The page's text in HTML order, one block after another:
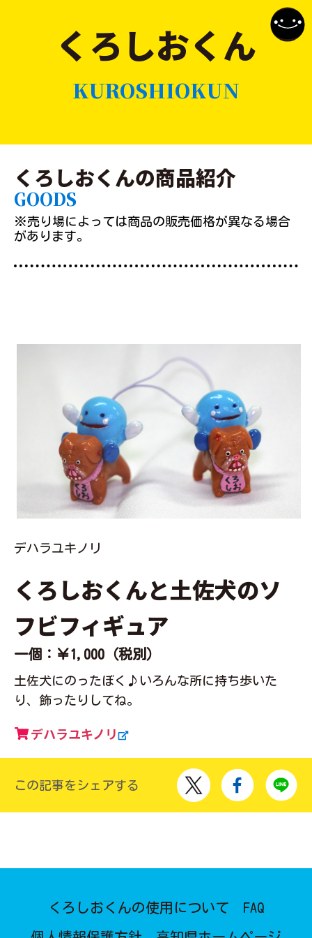
くろしおくん
KUROSHIOKUN
くろしおくんの商品紹介
GOODS
※売り場によっては商品の販売価格が異なる場合
があります。
デハラユキノリ
くろしおくんと土佐犬のソ
フビフィギュア
一個：￥1,000（税別）
土佐犬にのったぼく♪いろんな所に持ち歩いた
り、飾ったりしてね。
デハラユキノリ
この記事をシェアする
くろしおくんの使用について FAQ